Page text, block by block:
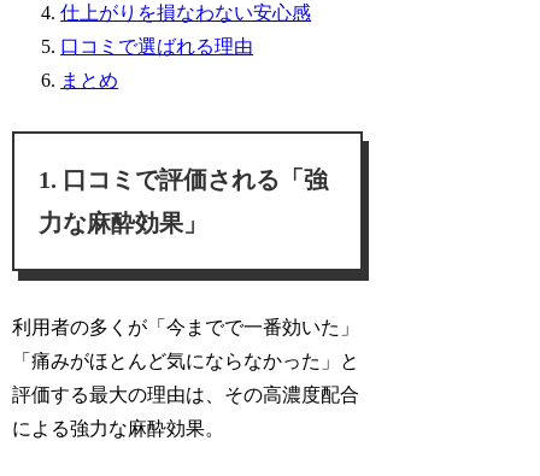
仕上がりを損なわない安心感
口コミで選ばれる理由
まとめ
口コミで評価される「強
力な麻酔効果」
利用者の多くが「今までで一番効いた 」
「痛みがほとんど気にならなかった 」と
評価する最大の理由は、その高濃度配合
による強力な麻酔効果。